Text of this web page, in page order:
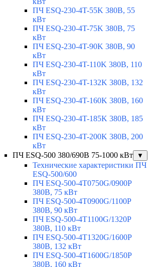
ПЧ ESQ-230-4T-55K 380В, 55
кВт
ПЧ ESQ-230-4T-75K 380В, 75
кВт
ПЧ ESQ-230-4T-90K 380В, 90
кВт
ПЧ ESQ-230-4T-110K 380В, 110
кВт
ПЧ ESQ-230-4T-132K 380В, 132
кВт
ПЧ ESQ-230-4T-160K 380В, 160
кВт
ПЧ ESQ-230-4T-185K 380В, 185
кВт
ПЧ ESQ-230-4T-200K 380В, 200
кВт
ПЧ ESQ-500 380/690В 75-1000 кВт
▼
Технические характеристики ПЧ
ESQ-500/600
ПЧ ESQ-500-4T0750G/0900P
380В, 75 кВт
ПЧ ESQ-500-4T0900G/1100P
380В, 90 кВт
ПЧ ESQ-500-4T1100G/1320P
380В, 110 кВт
ПЧ ESQ-500-4T1320G/1600P
380В, 132 кВт
ПЧ ESQ-500-4T1600G/1850P
380В, 160 кВт